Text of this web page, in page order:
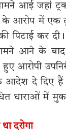
आई जहां
के आरोप में एक
पिटाई कर दी।
आने के
आरोपी
आदेश दे दिए
धाराओं में
दरोगा